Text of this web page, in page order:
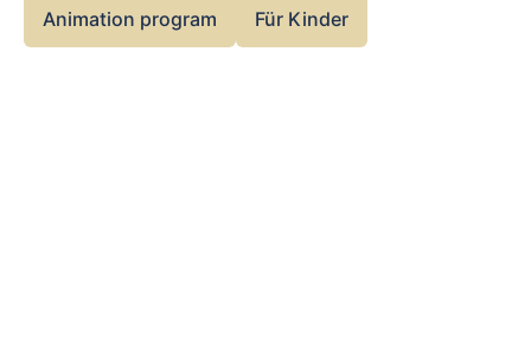
sorgt für eine sichere und spielerische Atmosphäre.
Ideal für kleine Detektive, die Geheimnisse lieben.
Animation program Für Kinder